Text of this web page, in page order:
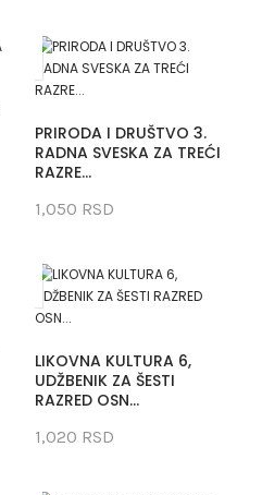
PRIRODA I DRUŠTVO 3.
RADNA SVESKA ZA TREĆI
RAZRE...
1,050 RSD
LIKOVNA KULTURA 6,
UDŽBENIK ZA ŠESTI
RAZRED OSN...
1,020 RSD